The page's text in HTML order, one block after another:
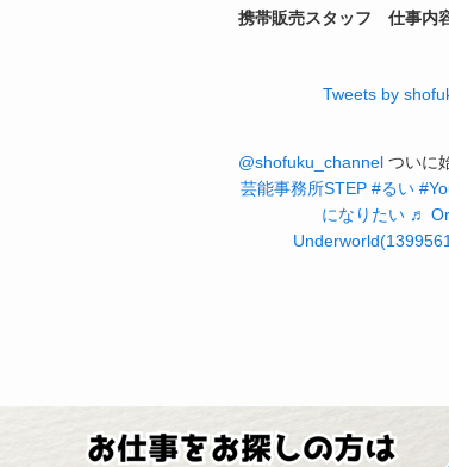
携帯販売スタッフ 仕事内
Tweets by
@shofuku_channel ついに
芸能事務所STEP #るい
になりたい ♬